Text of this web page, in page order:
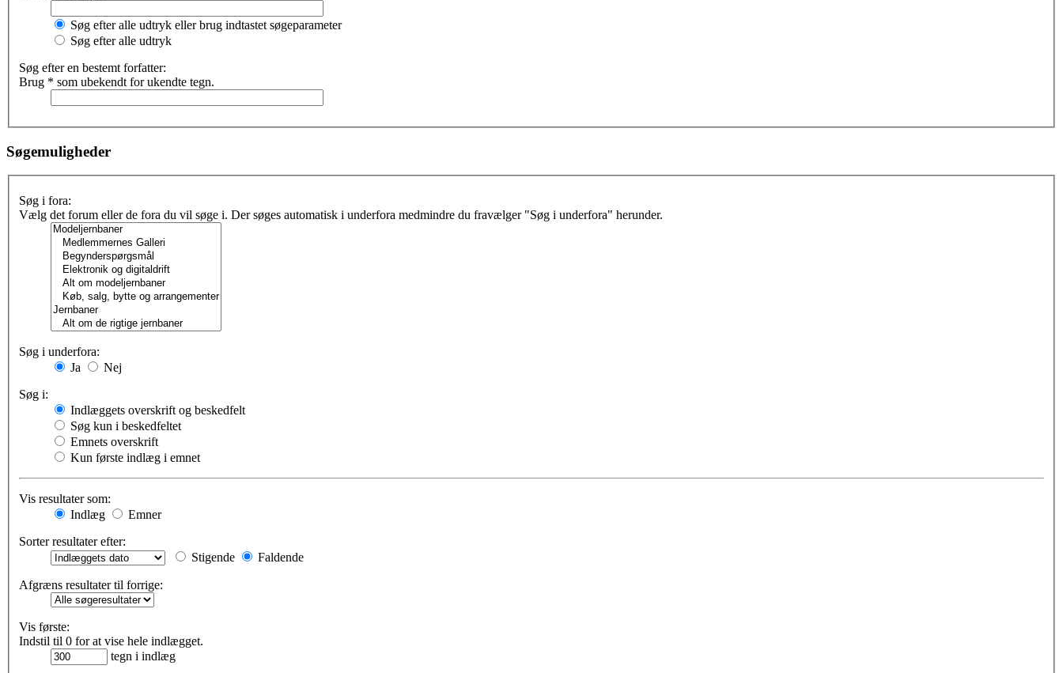
Søg efter alle udtryk eller brug indtastet søgeparameter
Søg efter alle udtryk
Søg efter en bestemt forfatter:
Brug * som ubekendt for ukendte tegn.
Søgemuligheder
Søg i fora:
Vælg det forum eller de fora du vil søge i. Der søges automatisk i underfora medmindre du fravælger "Søg i underfora" herunder.
Søg i underfora:
Ja
Nej
Søg i:
Indlæggets overskrift og beskedfelt
Søg kun i beskedfeltet
Emnets overskrift
Kun første indlæg i emnet
Vis resultater som:
Indlæg
Emner
Sorter resultater efter:
Stigende
Faldende
Afgræns resultater til forrige:
Vis første:
Indstil til 0 for at vise hele indlægget.
tegn i indlæg